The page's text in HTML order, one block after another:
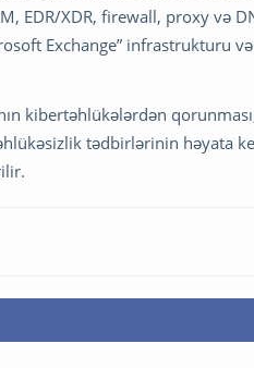
EDR/XDR, firewall, proxy və
Exchange” infrastrukturu
kibertəhlükələrdən
tədbirlərinin həyata